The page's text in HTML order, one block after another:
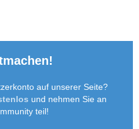
auf unserer Seite?
und nehmen Sie an
teil!